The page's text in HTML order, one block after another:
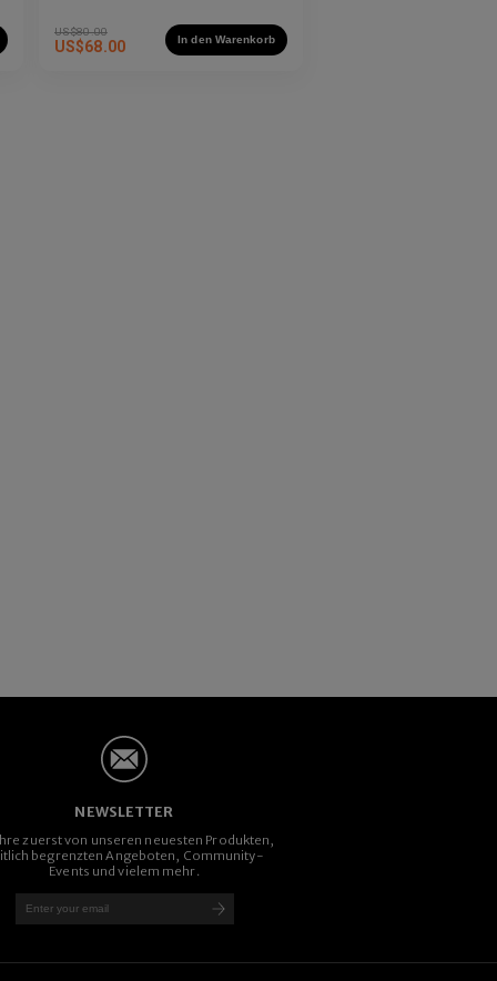
US$80.00
US$68.00 In den Warenkorb
NEWSLETTER
zuerst von unseren neuesten Produkten,
begrenzten Angeboten, Community-
Events und vielem mehr.